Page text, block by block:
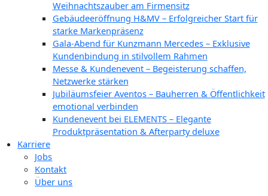
Weihnachtszauber am Firmensitz
Gebäudeeröffnung H&MV – Erfolgreicher Start für
starke Markenpräsenz
Gala-Abend für Kunzmann Mercedes – Exklusive
Kundenbindung in stilvollem Rahmen
Messe & Kundenevent – Begeisterung schaffen,
Netzwerke stärken
Jubiläumsfeier Aventos – Bauherren & Öffentlichkeit
emotional verbinden
Kundenevent bei ELEMENTS – Elegante
Produktpräsentation & Afterparty deluxe
Karriere
Jobs
Kontakt
Über uns